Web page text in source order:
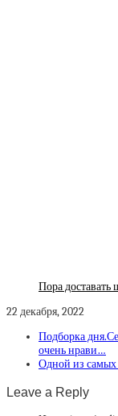
Пора
22 декабря, 2022
Подборка
очень нрави…
Одной из самых
Leave a Reply